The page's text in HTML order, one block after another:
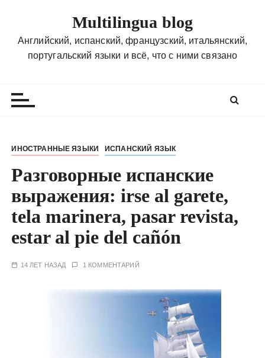
Multilingua blog
Английский, испанский, французский, итальянский,
португальский языки и всё, что с ними связано
ИНОСТРАННЫЕ ЯЗЫКИ ИСПАНСКИЙ ЯЗЫК
Разговорные испанские
выражения: irse al garete,
tela marinera, pasar revista,
estar al pie del cañón
14 ЛЕТ НАЗАД 1 КОММЕНТАРИЙ